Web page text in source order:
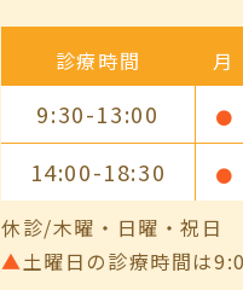
診療時間 月
9:30-13:00 ●
14:00-18:30 ●
休診/木曜・日曜・祝日
▲土曜日の診療時間は